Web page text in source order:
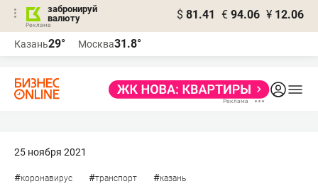
забронируй
валюту
$ 81.41 € 94.06 ¥ 12.06
Казань29° Москва31.8°
25 ноября 2021
#коронавирус #транспорт #казань